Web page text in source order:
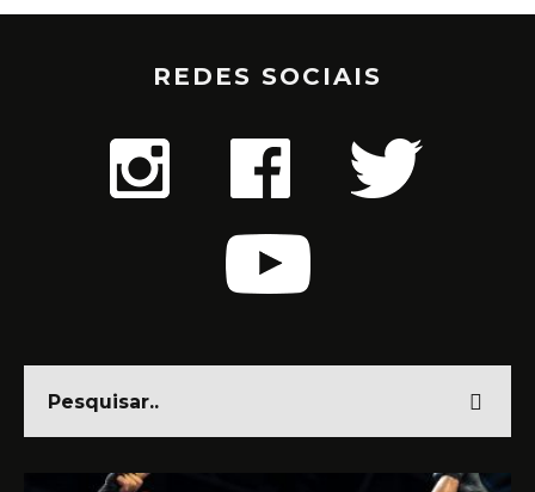
REDES SOCIAIS